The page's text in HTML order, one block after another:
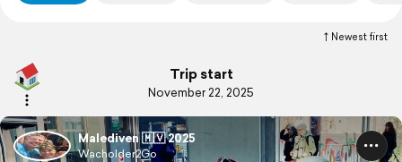
Newest first
Trip start
November 22, 2025
Malediven 🇲🇻 2025
Wacholder2Go